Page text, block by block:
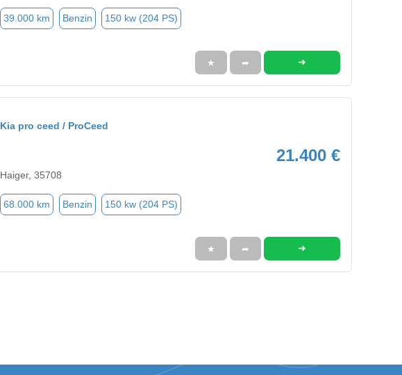
39.000 km Benzin 150 kw (204 PS)
★ ➦ ➜
Kia pro ceed / ProCeed
21.400 €
Haiger, 35708
68.000 km Benzin 150 kw (204 PS)
★ ➦ ➜